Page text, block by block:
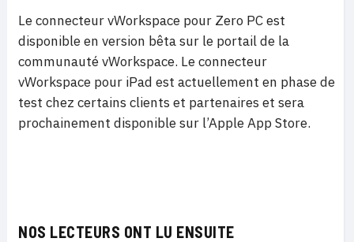
Le connecteur vWorkspace pour Zero PC est
disponible en version bêta sur le portail de la
communauté vWorkspace. Le connecteur
vWorkspace pour iPad est actuellement en phase de
test chez certains clients et partenaires et sera
prochainement disponible sur l’Apple App Store.
NOS LECTEURS ONT LU ENSUITE